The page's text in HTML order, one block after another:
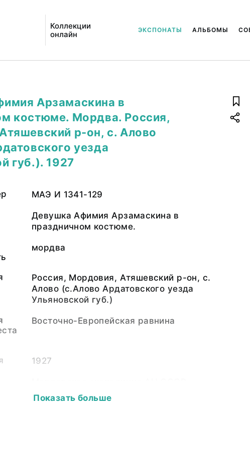
Коллекции
онлайн
ЭКСПОНАТЫ АЛЬБОМЫ
Арзамаскина в
костюме. Мордва. Россия,
р-он, с. Алово
уезда
губ.). 1927
МАЭ И 1341-129
Девушка Афимия Арзамаскина в
праздничном костюме.
мордва
Россия, Мордовия, Атяшевский р-он, с.
Алово (с.Алово Ардатовского уезда
Ульяновской губ.)
Восточно-Европейская равнина
1927
Бубрих Дмитрий Владимирович (13 [25]
Показать больше